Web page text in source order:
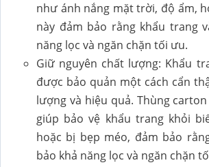
như ánh nắng mặt trời, độ ẩm,
này đảm bảo rằng khẩu trang
năng lọc và ngăn chặn tối ưu.
Giữ nguyên chất lượng: Khẩu
được bảo quản một cách cẩn
lượng và hiệu quả. Thùng
giúp bảo vệ khẩu trang khỏi
hoặc bị bẹp méo, đảm bảo
bảo khả năng lọc và ngăn chặn